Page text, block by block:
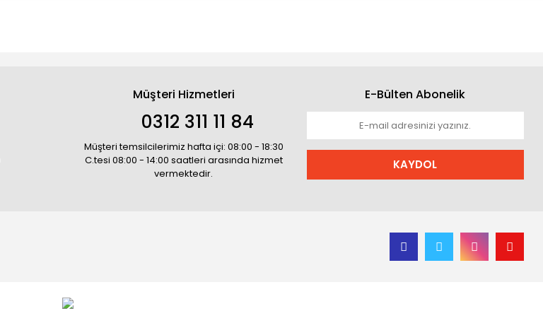
Müşteri Hizmetleri
0312 311 11 84
Müşteri temsilcilerimiz hafta içi: 08:00 - 18:30
C.tesi 08:00 - 14:00 saatleri arasında hizmet
vermektedir.
E-Bülten Abonelik
KAYDOL